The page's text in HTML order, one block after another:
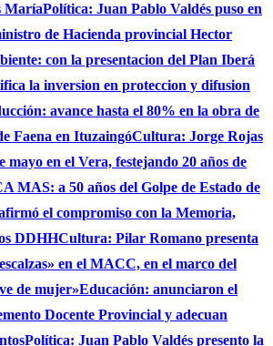
MaríaPolítica: Juan Pablo Valdés puso en
de Hacienda provincial Hector
con la presentacion del Plan Iberá
la inversion en proteccion y difusion
avance hasta el 80% en la obra de
Faena en ItuzaingóCultura: Jorge Rojas
mayo en el Vera, festejando 20 años de
MAS: a 50 años del Golpe de Estado de
el compromiso con la Memoria,
DDHHCultura: Pilar Romano presenta
en el MACC, en el marco del
de mujer»Educación: anunciaron el
Docente Provincial y adecuan
Política: Juan Pablo Valdés presento la